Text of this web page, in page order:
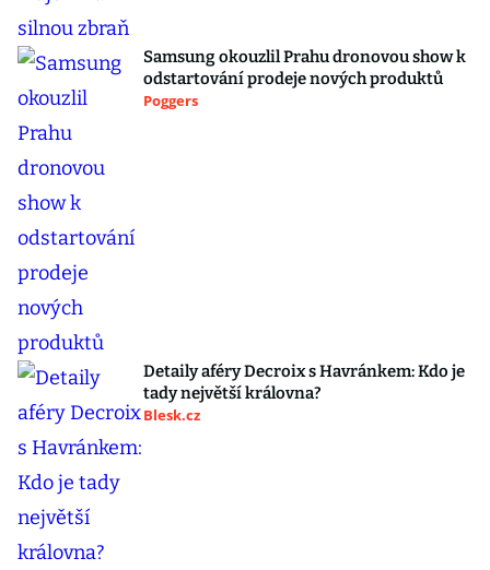
Samsung okouzlil Prahu dronovou show k
odstartování prodeje nových produktů
Poggers
Detaily aféry Decroix s Havránkem: Kdo je
tady největší královna?
Blesk.cz